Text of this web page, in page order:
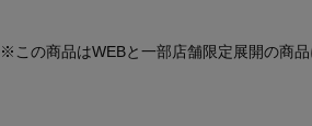
※この商品はWEBと一部店舗限定展開の商品